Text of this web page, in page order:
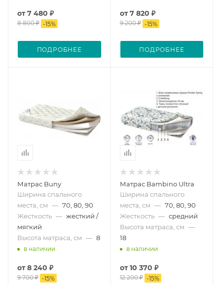
от7 480 ₽
8 800 ₽ -15%
ПОДРОБНЕЕ
от7 820 ₽
9 200 ₽ -15%
ПОДРОБНЕЕ
Матрас Buny
Ширина спального
места, см — 70, 80, 90
Жесткость — жесткий /
мягкий
Высота матраса, см — 8
в наличии
от8 240 ₽
9 700 ₽ -15%
Матрас Bambino Ultra
Ширина спального
места, см — 70, 80, 90
Жесткость — средний
Высота матраса, см —
18
в наличии
от10 370 ₽
12 200 ₽ -15%